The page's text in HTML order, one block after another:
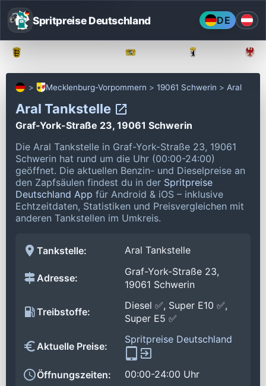
Spritpreise Deutschland DE
Mecklenburg-Vorpommern 19061 Schwerin Aral
Aral Tankstelle
Graf-York-Straße 23, 19061 Schwerin
Die Aral Tankstelle in Graf-York-Straße 23, 19061
Schwerin hat rund um die Uhr (00:00-24:00)
geöffnet. Die aktuellen Benzin- und Dieselpreise an
den Zapfsäulen findest du in der Spritpreise
Deutschland App für Android & iOS – inklusive
Echtzeitdaten, Statistiken und Preisvergleichen mit
anderen Tankstellen im Umkreis.
Tankstelle: Aral Tankstelle
Adresse:
Graf-York-Straße 23,
19061 Schwerin
Treibstoffe:
Diesel ✅, Super E10 ✅,
Super E5 ✅
Aktuelle Preise:
Spritpreise Deutschland
Öffnungszeiten:
00:00-24:00 Uhr